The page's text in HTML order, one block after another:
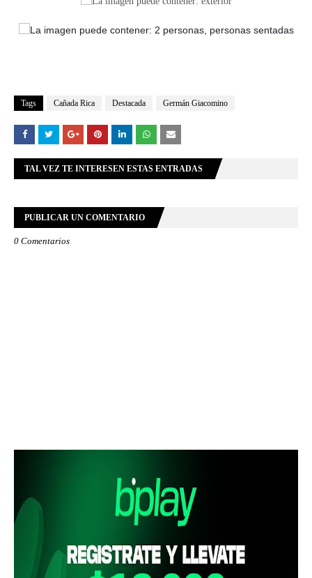
Tags Cañada Rica Destacada Germán Giacomino
TAL VEZ TE INTERESEN ESTAS ENTRADAS
PUBLICAR UN COMENTARIO
0 Comentarios